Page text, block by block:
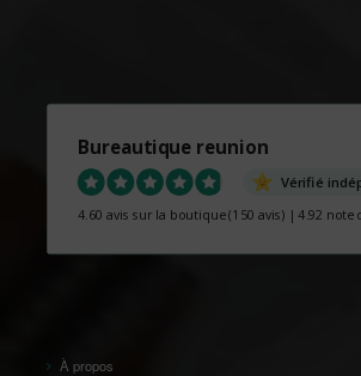
Bureautique reunion
Vérifié
4.60 avis sur la boutique(150 avis) |4.92 note
À propos